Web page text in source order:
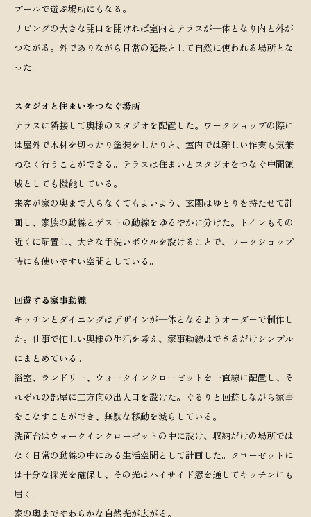
プールで遊ぶ場所にもなる。
リビングの大きな開口を開ければ室内とテラスが一体となり内と外が
つながる。外でありながら日常の延長として自然に使われる場所とな
った。
スタジオと住まいをつなぐ場所
テラスに隣接して奥様のスタジオを配置した。ワークショップの際に
は屋外で木材を切ったり塗装をしたりと、室内では難しい作業も気兼
ねなく行うことができる。テラスは住まいとスタジオをつなぐ中間領
域としても機能している。
来客が家の奥まで入らなくてもよいよう、玄関はゆとりを持たせて計
画し、家族の動線とゲストの動線をゆるやかに分けた。トイレもその
近くに配置し、大きな手洗いボウルを設けることで、ワークショップ
時にも使いやすい空間としている。
回遊する家事動線
キッチンとダイニングはデザインが一体となるようオーダーで制作し
た。仕事で忙しい奥様の生活を考え、家事動線はできるだけシンプル
にまとめている。
浴室、ランドリー、ウォークインクローゼットを一直線に配置し、そ
れぞれの部屋に二方向の出入口を設けた。ぐるりと回遊しながら家事
をこなすことができ、無駄な移動を減らしている。
洗面台はウォークインクローゼットの中に設け、収納だけの場所では
なく日常の動線の中にある生活空間として計画した。クローゼットに
は十分な採光を確保し、その光はハイサイド窓を通してキッチンにも
届く。
家の奥までやわらかな自然光が広がる。